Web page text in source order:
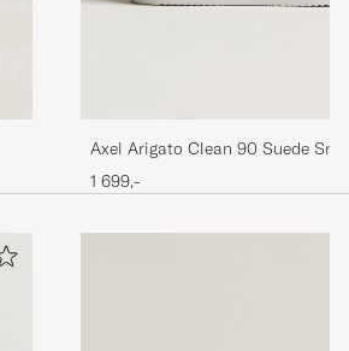
Axel Arigato Clean 90 Suede
1 699,-